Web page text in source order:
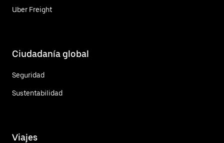
Uber Freight
Ciudadanía global
Seguridad
Sustentabilidad
Viajes